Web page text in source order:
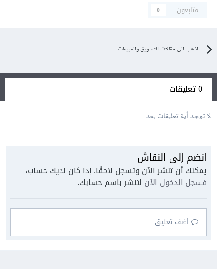
متابعون
0
اذهب الى مقالات التسويق والمبيعات
0 تعليقات
لا توجد أية تعليقات بعد
انضم إلى النقاش
يمكنك أن تنشر الآن وتسجل لاحقًا. إذا كان لديك حساب،
فسجل الدخول الآن لتنشر باسم حسابك.
أضف تعليق